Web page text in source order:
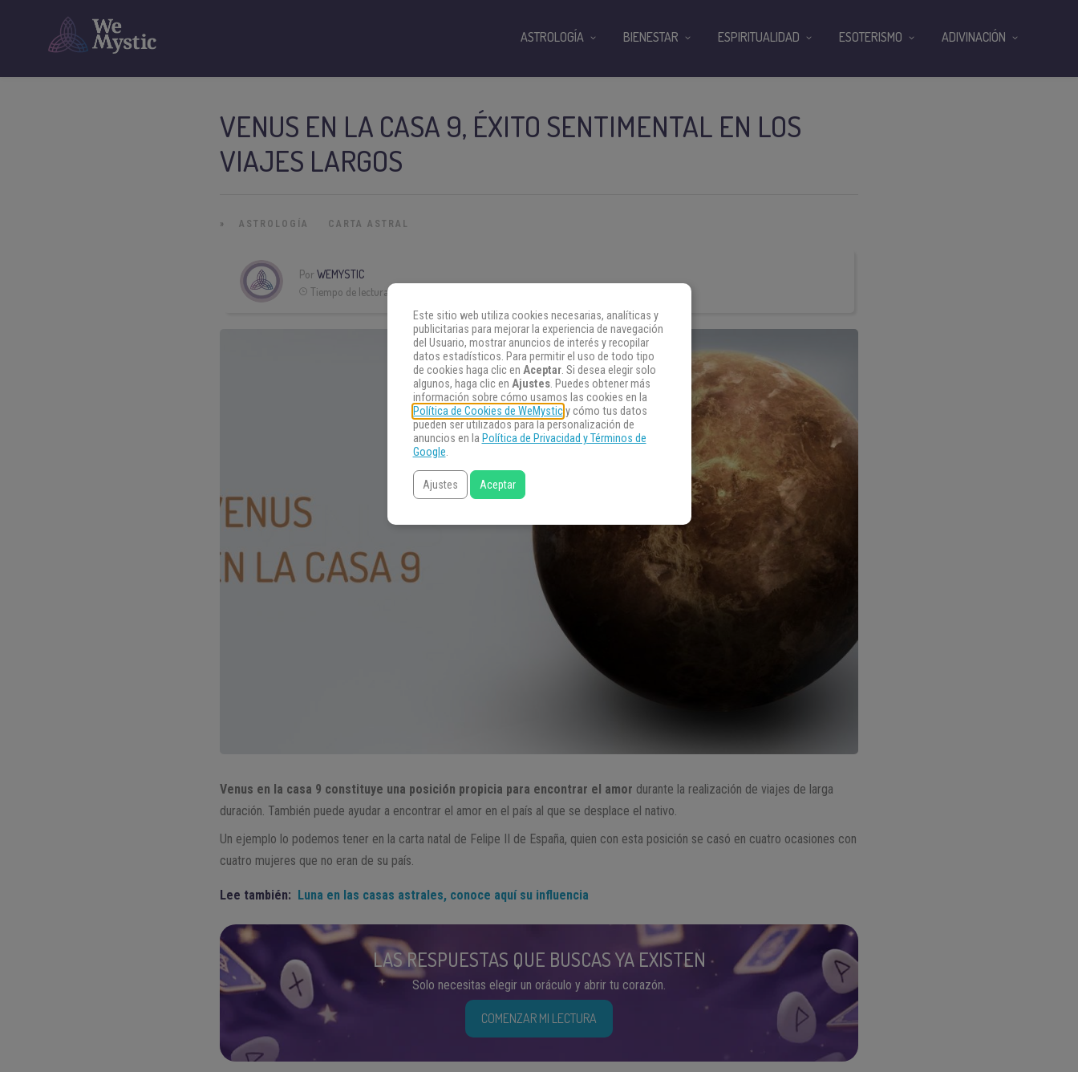
VENUS EN LA CASA 9, ÉXITO SENTIMENTAL EN LOS
VIAJES LARGOS
» ASTROLOGÍA CARTA ASTRAL
Por WEMYSTIC
Tiempo de lectura:
Venus en la casa 9 constituye una posición propicia para encontrar el amor durante la realización de viajes de larga
duración. También puede ayudar a encontrar el amor en el país al que se desplace el nativo.
Un ejemplo lo podemos tener en la carta natal de Felipe II de España, quien con esta posición se casó en cuatro ocasiones con
cuatro mujeres que no eran de su país.
Lee también: Luna en las casas astrales, conoce aquí su influencia
LAS RESPUESTAS QUE BUSCAS YA EXISTEN
Solo necesitas elegir un oráculo y abrir tu corazón.
COMENZAR MI LECTURA
ASTROLOGÍA BIENESTAR ESPIRITUALIDAD ESOTERISMO ADIVINACIÓN
Este sitio web utiliza cookies necesarias, analíticas y
publicitarias para mejorar la experiencia de navegación
del Usuario, mostrar anuncios de interés y recopilar
datos estadísticos. Para permitir el uso de todo tipo
de cookies haga clic en Aceptar. Si desea elegir solo
algunos, haga clic en Ajustes. Puedes obtener más
información sobre cómo usamos las cookies en la
Política de Cookies de WeMysticy cómo tus datos
pueden ser utilizados para la personalización de
anuncios en la Política de Privacidad y Términos de
Google.
Ajustes Aceptar